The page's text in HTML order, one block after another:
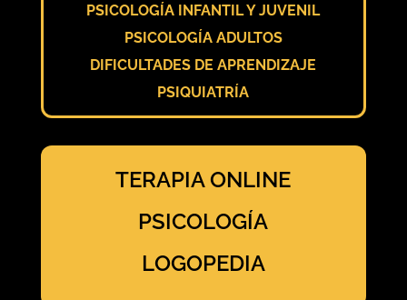
PSICOLOGÍA INFANTIL Y JUVENIL
PSICOLOGÍA ADULTOS
DIFICULTADES DE APRENDIZAJE
PSIQUIATRÍA
TERAPIA ONLINE
PSICOLOGÍA
LOGOPEDIA